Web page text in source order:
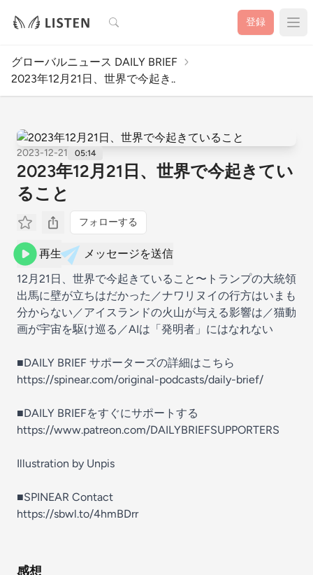
検索 登録
グローバルニュース DAILY BRIEF
2023年12月21日、世界で今起き..
2023-12-21 05:14
2023年12月21日、世界で今起きてい
ること
フォローする
再生
メッセージを送信
12月21日、世界で今起きていること〜トランプの大統領
出馬に壁が立ちはだかった／ナワリヌイの行方はいまも
分からない／アイスランドの火山が与える影響は／猫動
画が宇宙を駆け巡る／AIは「発明者」にはなれない
■DAILY BRIEF サポーターズの詳細はこちら
https://spinear.com/original-podcasts/daily-brief/
■DAILY BRIEFをすぐにサポートする
https://www.patreon.com/DAILYBRIEFSUPPORTERS
Illustration by Unpis
■SPINEAR Contact
https://sbwl.to/4hmBDrr
感想